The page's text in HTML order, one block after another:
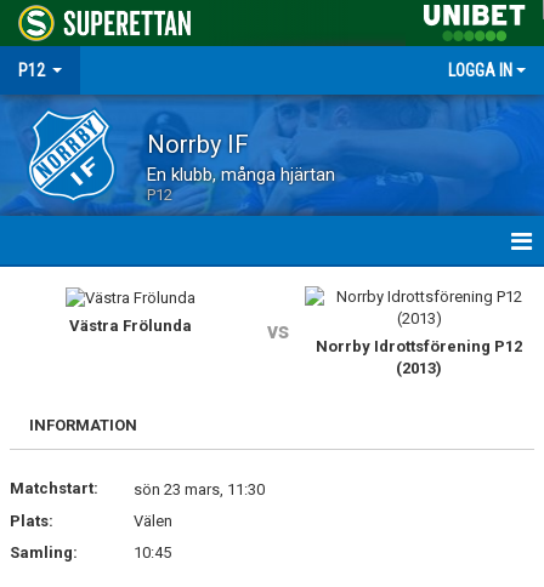
P12 LOGGA IN
Norrby IF
En klubb, många hjärtan
P12
TRUPPEN
KALENDER
BILDER
Västra Frölunda vs
Norrby Idrottsförening P12
(2013)
INFORMATION
Matchstart:
sön 23 mars, 11:30
Plats:
Välen
Samling:
10:45